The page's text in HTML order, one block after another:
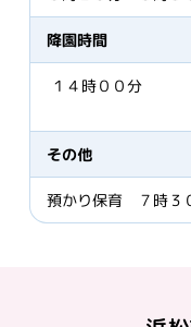
降園時間
１４時００分
その他
預かり保育 ７時